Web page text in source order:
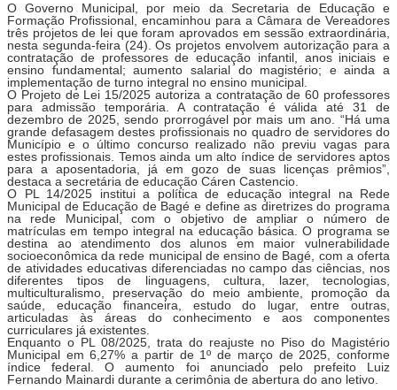
O Governo Municipal, por meio da Secretaria de Educação e
Formação Profissional, encaminhou para a Câmara de Vereadores
três projetos de lei que foram aprovados em sessão extraordinária,
nesta segunda-feira (24). Os projetos envolvem autorização para a
contratação de professores de educação infantil, anos iniciais e
ensino fundamental; aumento salarial do magistério; e ainda a
implementação de turno integral no ensino municipal.
O Projeto de Lei 15/2025 autoriza a contratação de 60 professores
para admissão temporária. A contratação é válida até 31 de
dezembro de 2025, sendo prorrogável por mais um ano. “Há uma
grande defasagem destes profissionais no quadro de servidores do
Município e o último concurso realizado não previu vagas para
estes profissionais. Temos ainda um alto índice de servidores aptos
para a aposentadoria, já em gozo de suas licenças prêmios”,
destaca a secretária de educação Cáren Castencio.
O PL 14/2025 institui a política de educação integral na Rede
Municipal de Educação de Bagé e define as diretrizes do programa
na rede Municipal, com o objetivo de ampliar o número de
matrículas em tempo integral na educação básica. O programa se
destina ao atendimento dos alunos em maior vulnerabilidade
socioeconômica da rede municipal de ensino de Bagé, com a oferta
de atividades educativas diferenciadas no campo das ciências, nos
diferentes tipos de linguagens, cultura, lazer, tecnologias,
multiculturalismo, preservação do meio ambiente, promoção da
saúde, educação financeira, estudo do lugar, entre outras,
articuladas às áreas do conhecimento e aos componentes
curriculares já existentes.
Enquanto o PL 08/2025, trata do reajuste no Piso do Magistério
Municipal em 6,27% a partir de 1º de março de 2025, conforme
índice federal. O aumento foi anunciado pelo prefeito Luiz
Fernando Mainardi durante a cerimônia de abertura do ano letivo.